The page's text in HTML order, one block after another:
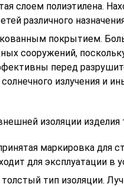
слоем полиэтилена.
различного
покрытием.
сооружений,
перед
солнечного излучения и
изоляции изделия
маркировка для
для эксплуатации в
тип изоляции.